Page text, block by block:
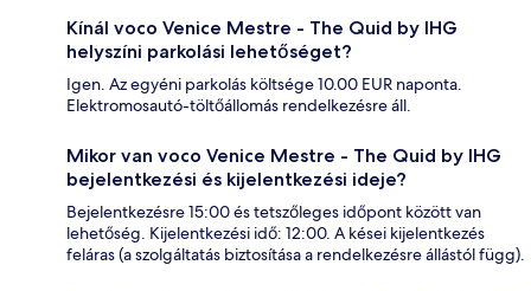
Kínál voco Venice Mestre - The Quid by IHG
helyszíni parkolási lehetőséget?
Igen. Az egyéni parkolás költsége 10.00 EUR naponta.
Elektromosautó-töltőállomás rendelkezésre áll.
Mikor van voco Venice Mestre - The Quid by IHG
bejelentkezési és kijelentkezési ideje?
Bejelentkezésre 15:00 és tetszőleges időpont között van
lehetőség. Kijelentkezési idő: 12:00. A kései kijelentkezés
feláras (a szolgáltatás biztosítása a rendelkezésre állástól függ).